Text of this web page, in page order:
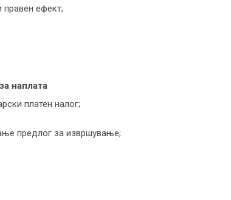
ефект;
наплата
платен налог;
предлог за извршување;